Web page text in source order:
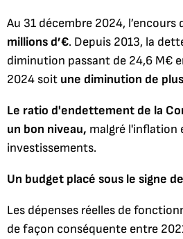
Au 31 décembre 2024, l’encours
millions d’€. Depuis 2013, la
diminution passant de 24,6 M€
2024 soit une diminution de
Le ratio d'endettement de la
un bon niveau, malgré l'inflation
investissements.
Un budget placé sous le signe
Les dépenses réelles de
de façon conséquente entre